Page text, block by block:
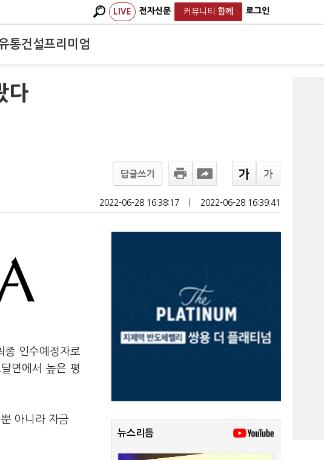
LIVE 전자신문 커뮤니티 함께 로그인
통건설프리미엄
다
답글쓰기
2022-06-28 16:38:17 2022-06-28 16:39:41
종 인수예정자로
면에서 높은 평
아니라 자금
뉴스리듬